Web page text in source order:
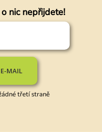
nic nepřijdete!
E-MAIL
třetí straně